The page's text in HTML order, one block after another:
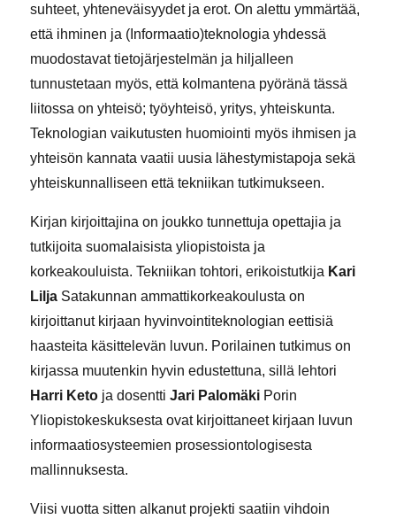
suhteet, yhteneväisyydet ja erot. On alettu ymmärtää,
että ihminen ja (Informaatio)teknologia yhdessä
muodostavat tietojärjestelmän ja hiljalleen
tunnustetaan myös, että kolmantena pyöränä tässä
liitossa on yhteisö; työyhteisö, yritys, yhteiskunta.
Teknologian vaikutusten huomiointi myös ihmisen ja
yhteisön kannata vaatii uusia lähestymistapoja sekä
yhteiskunnalliseen että tekniikan tutkimukseen.
Kirjan kirjoittajina on joukko tunnettuja opettajia ja
tutkijoita suomalaisista yliopistoista ja
korkeakouluista. Tekniikan tohtori, erikoistutkija Kari
Lilja Satakunnan ammattikorkeakoulusta on
kirjoittanut kirjaan hyvinvointiteknologian eettisiä
haasteita käsittelevän luvun. Porilainen tutkimus on
kirjassa muutenkin hyvin edustettuna, sillä lehtori
Harri Keto ja dosenttiJari Palomäki Porin
Yliopistokeskuksesta ovat kirjoittaneet kirjaan luvun
informaatiosysteemien prosessiontologisesta
mallinnuksesta.
Viisi vuotta sitten alkanut projekti saatiin vihdoin